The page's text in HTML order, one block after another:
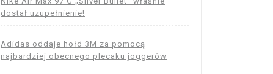
dostał uzupełnienie!
Adidas oddaje hołd 3M za pomocą
najbardziej obecnego plecaku joggerów